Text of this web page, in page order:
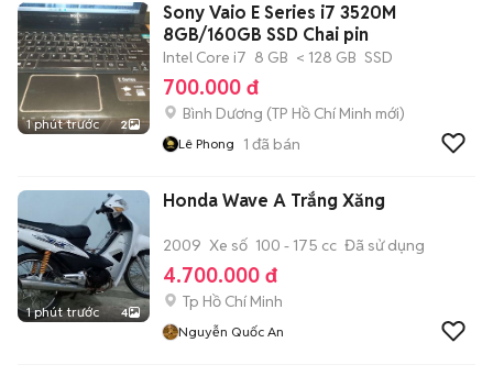
1 phút trước 2
Sony Vaio E Series i7 3520M
8GB/160GB SSD Chai pin
Intel Core i7 8 GB < 128 GB SSD
700.000 đ
Bình Dương (TP Hồ Chí Minh mới)
Lê Phong 1 đã bán
1 phút trước 4
Honda Wave A Trắng Xăng
2009 Xe số 100 - 175 cc Đã sử dụng
4.700.000 đ
Tp Hồ Chí Minh
Nguyễn Quốc An